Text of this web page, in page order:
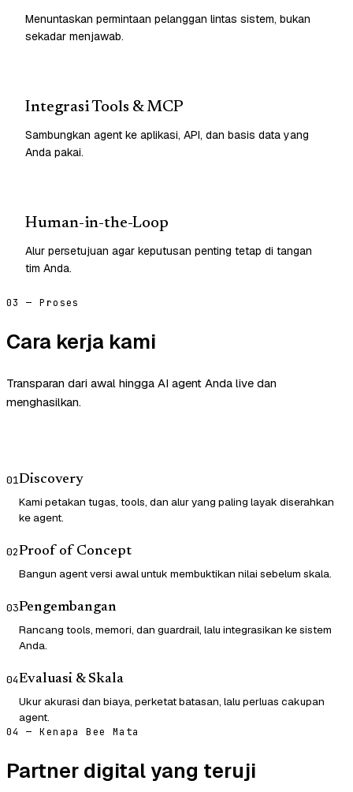
Menuntaskan permintaan pelanggan lintas sistem, bukan
sekadar menjawab.
Integrasi Tools & MCP
Sambungkan agent ke aplikasi, API, dan basis data yang
Anda pakai.
Human-in-the-Loop
Alur persetujuan agar keputusan penting tetap di tangan
tim Anda.
03 — Proses
Cara kerja kami
Transparan dari awal hingga AI agent Anda live dan
menghasilkan.
01Discovery
Kami petakan tugas, tools, dan alur yang paling layak diserahkan
ke agent.
02Proof of Concept
Bangun agent versi awal untuk membuktikan nilai sebelum skala.
03Pengembangan
Rancang tools, memori, dan guardrail, lalu integrasikan ke sistem
Anda.
04Evaluasi & Skala
Ukur akurasi dan biaya, perketat batasan, lalu perluas cakupan
agent.
04 — Kenapa Bee Mata
Partner digital yang teruji